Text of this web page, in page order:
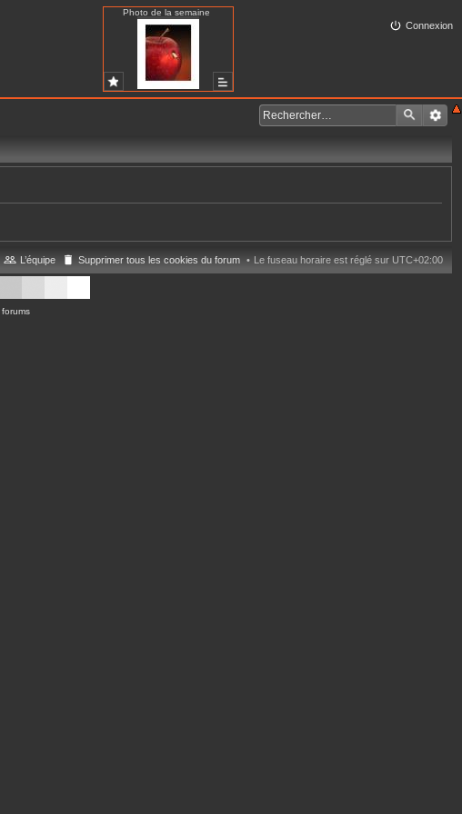
Photo de la semaine
Connexion
Le fuseau horaire est réglé sur UTC+02:00
Supprimer tous les cookies du forum
L’équipe
forums